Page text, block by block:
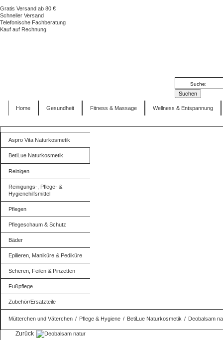
Gratis Versand ab 80 €
Schneller Versand
Telefonische Fachberatung
Kauf auf Rechnung
Home Gesundheit Fitness & Massage Wellness & Entspannung
Aspro Vita Naturkosmetik
BetiLue Naturkosmetik
Reinigen
Reinigungs-, Pflege- &
Hygienehilfsmittel
Pflegen
Pflegeschaum & Schutz
Bäder
Epilieren, Maniküre & Pediküre
Scheren, Feilen & Pinzetten
Fußpflege
Zubehör/Ersatzteile
Mütterchen und Väterchen / Pflege & Hygiene / BetiLue Naturkosmetik / Deobalsam
Zurück